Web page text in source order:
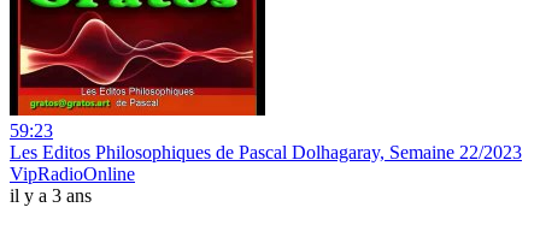
59:23
Les Editos Philosophiques de Pascal Dolhagaray, Semaine 22/2023
VipRadioOnline
il y a 3 ans